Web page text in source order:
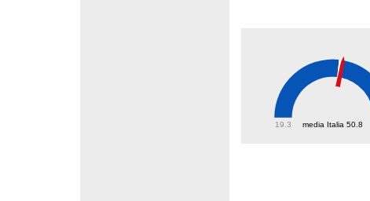
media Italia 50.8
19.3